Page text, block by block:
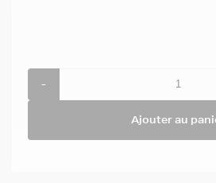
-
Ajouter au